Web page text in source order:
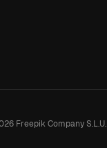
Freepik Company S.L.U.